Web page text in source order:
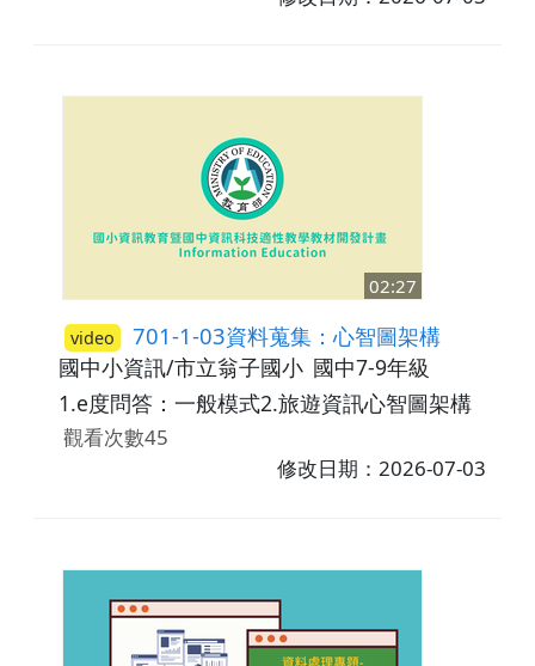
02:27
video 701-1-03資料蒐集：心智圖架構
國中小資訊/市立翁子國小 國中7-9年級
1.e度問答：一般模式2.旅遊資訊心智圖架構
觀看次數45
修改日期：2026-07-03